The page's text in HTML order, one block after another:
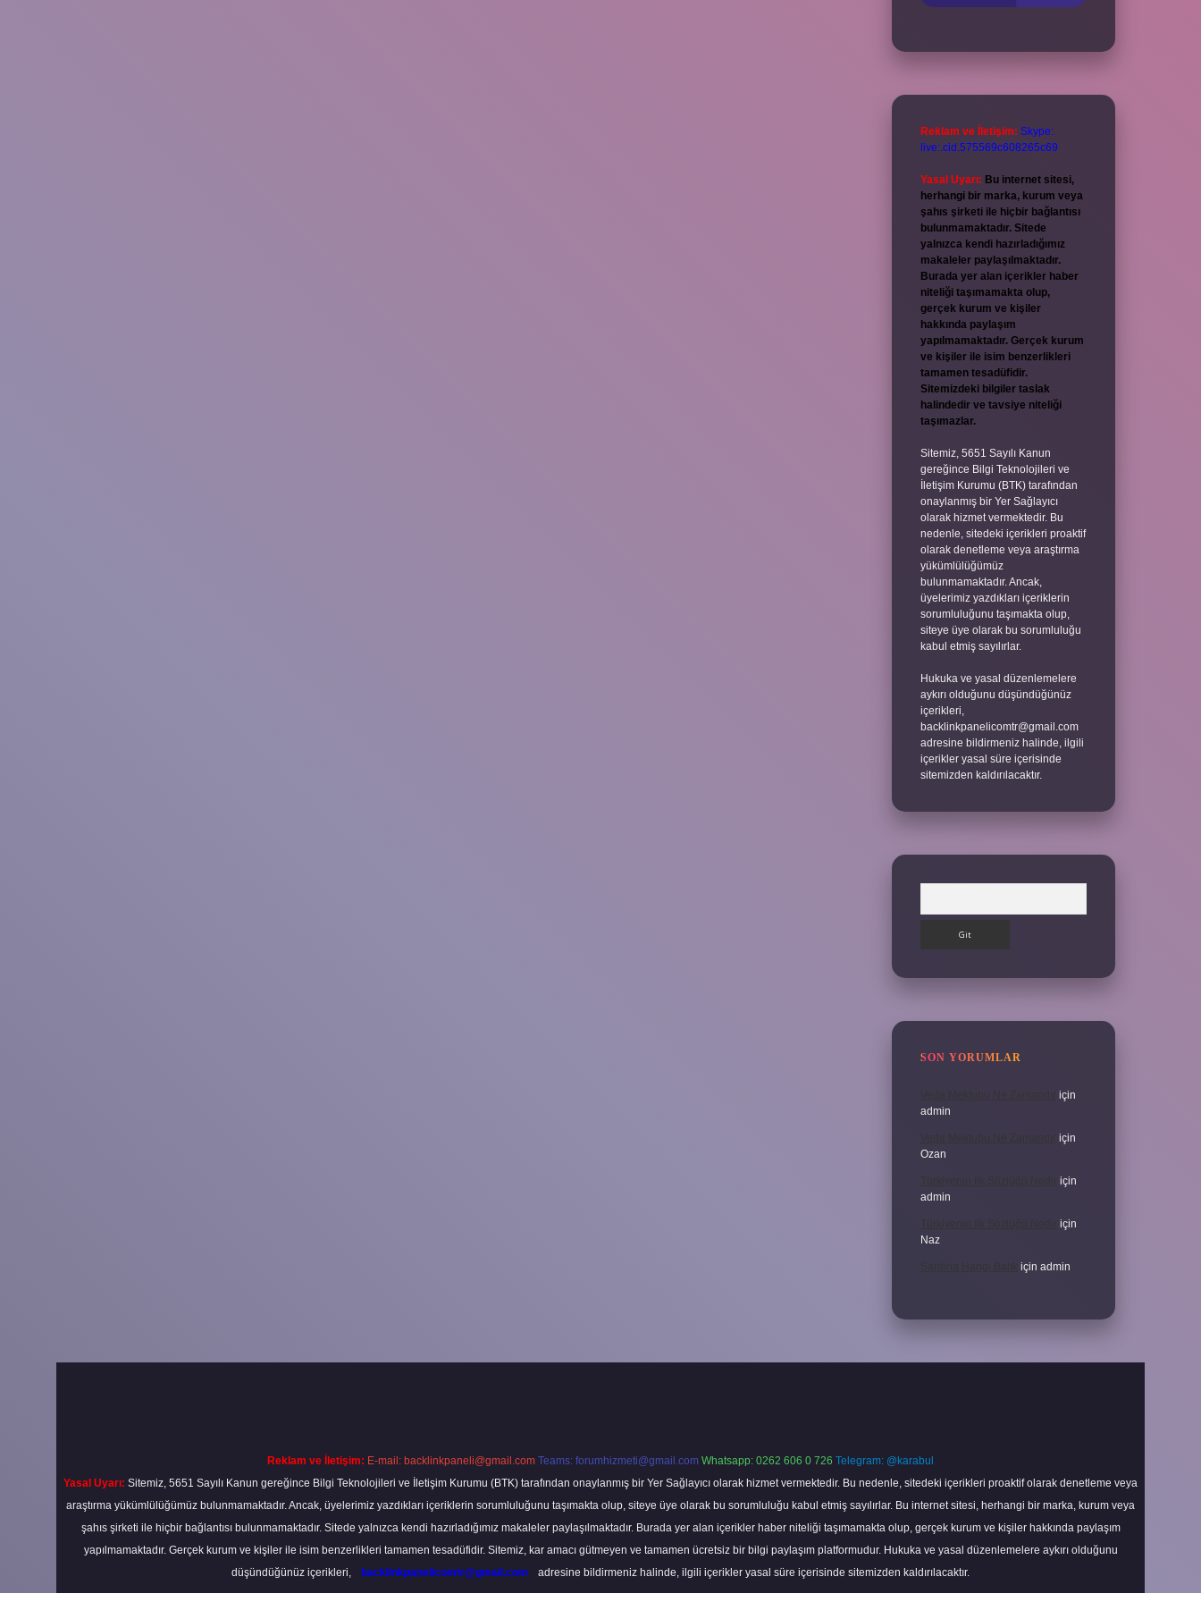
Reklam ve İletişim: Skype:
live:.cid.575569c608265c69
Yasal Uyarı: Bu internet sitesi,
herhangi bir marka, kurum veya
şahıs şirketi ile hiçbir bağlantısı
bulunmamaktadır. Sitede
yalnızca kendi hazırladığımız
makaleler paylaşılmaktadır.
Burada yer alan içerikler haber
niteliği taşımamakta olup,
gerçek kurum ve kişiler
hakkında paylaşım
yapılmamaktadır. Gerçek kurum
ve kişiler ile isim benzerlikleri
tamamen tesadüfidir.
Sitemizdeki bilgiler taslak
halindedir ve tavsiye niteliği
taşımazlar.
Sitemiz, 5651 Sayılı Kanun
gereğince Bilgi Teknolojileri ve
İletişim Kurumu (BTK) tarafından
onaylanmış bir Yer Sağlayıcı
olarak hizmet vermektedir. Bu
nedenle, sitedeki içerikleri proaktif
olarak denetleme veya araştırma
yükümlülüğümüz
bulunmamaktadır. Ancak,
üyelerimiz yazdıkları içeriklerin
sorumluluğunu taşımakta olup,
siteye üye olarak bu sorumluluğu
kabul etmiş sayılırlar.
Hukuka ve yasal düzenlemelere
aykırı olduğunu düşündüğünüz
içerikleri,
backlinkpanelicomtr@gmail.com
adresine bildirmeniz halinde, ilgili
içerikler yasal süre içerisinde
sitemizden kaldırılacaktır.
SON YORUMLAR
Veda Mektubu Ne Zamandır için
admin
Veda Mektubu Ne Zamandır için
Ozan
Türkiyenin Ilk Sözlüğü Nedir için
admin
Türkiyenin Ilk Sözlüğü Nedir için
Naz
Sardina Hangi Balık için admin
Reklam ve İletişim: E-mail: backlinkpaneli@gmail.com Teams: forumhizmeti@gmail.com Whatsapp: 0262 606 0 726 Telegram: @karabul
Yasal Uyarı: Sitemiz, 5651 Sayılı Kanun gereğince Bilgi Teknolojileri ve İletişim Kurumu (BTK) tarafından onaylanmış bir Yer Sağlayıcı olarak hizmet vermektedir. Bu nedenle, sitedeki içerikleri proaktif olarak denetleme veya
araştırma yükümlülüğümüz bulunmamaktadır. Ancak, üyelerimiz yazdıkları içeriklerin sorumluluğunu taşımakta olup, siteye üye olarak bu sorumluluğu kabul etmiş sayılırlar. Bu internet sitesi, herhangi bir marka, kurum veya
şahıs şirketi ile hiçbir bağlantısı bulunmamaktadır. Sitede yalnızca kendi hazırladığımız makaleler paylaşılmaktadır. Burada yer alan içerikler haber niteliği taşımamakta olup, gerçek kurum ve kişiler hakkında paylaşım
yapılmamaktadır. Gerçek kurum ve kişiler ile isim benzerlikleri tamamen tesadüfidir. Sitemiz, kar amacı gütmeyen ve tamamen ücretsiz bir bilgi paylaşım platformudur. Hukuka ve yasal düzenlemelere aykırı olduğunu
düşündüğünüz içerikleri,
backlinkpanelicomtr@gmail.com adresine bildirmeniz halinde, ilgili içerikler yasal süre içerisinde sitemizden kaldırılacaktır.